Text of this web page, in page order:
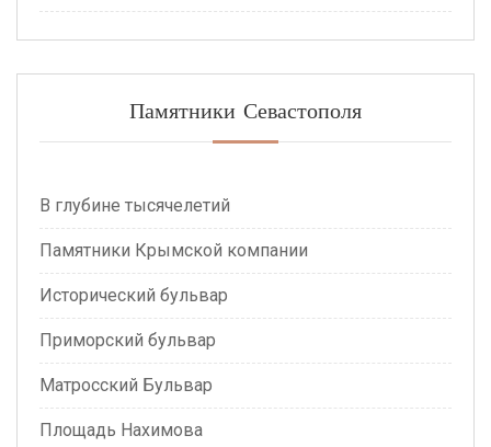
Памятники Севастополя
В глубине тысячелетий
Памятники Крымской компании
Исторический бульвар
Приморский бульвар
Матросский Бульвар
Площадь Нахимова